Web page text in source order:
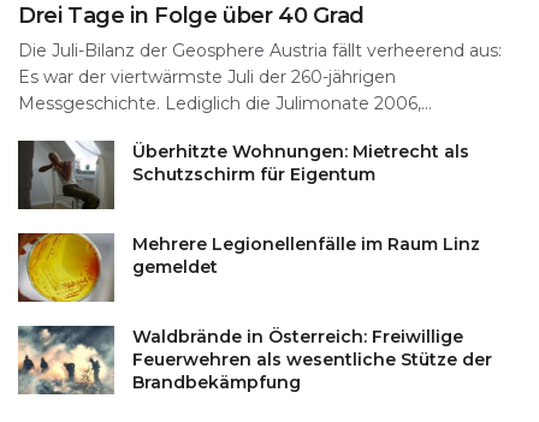
Drei Tage in Folge über 40 Grad
Die Juli-Bilanz der Geosphere Austria fällt verheerend aus:
Es war der viertwärmste Juli der 260-jährigen
Messgeschichte. Lediglich die Julimonate 2006,...
Überhitzte Wohnungen: Mietrecht als
Schutzschirm für Eigentum
Mehrere Legionellenfälle im Raum Linz
gemeldet
Waldbrände in Österreich: Freiwillige
Feuerwehren als wesentliche Stütze der
Brandbekämpfung